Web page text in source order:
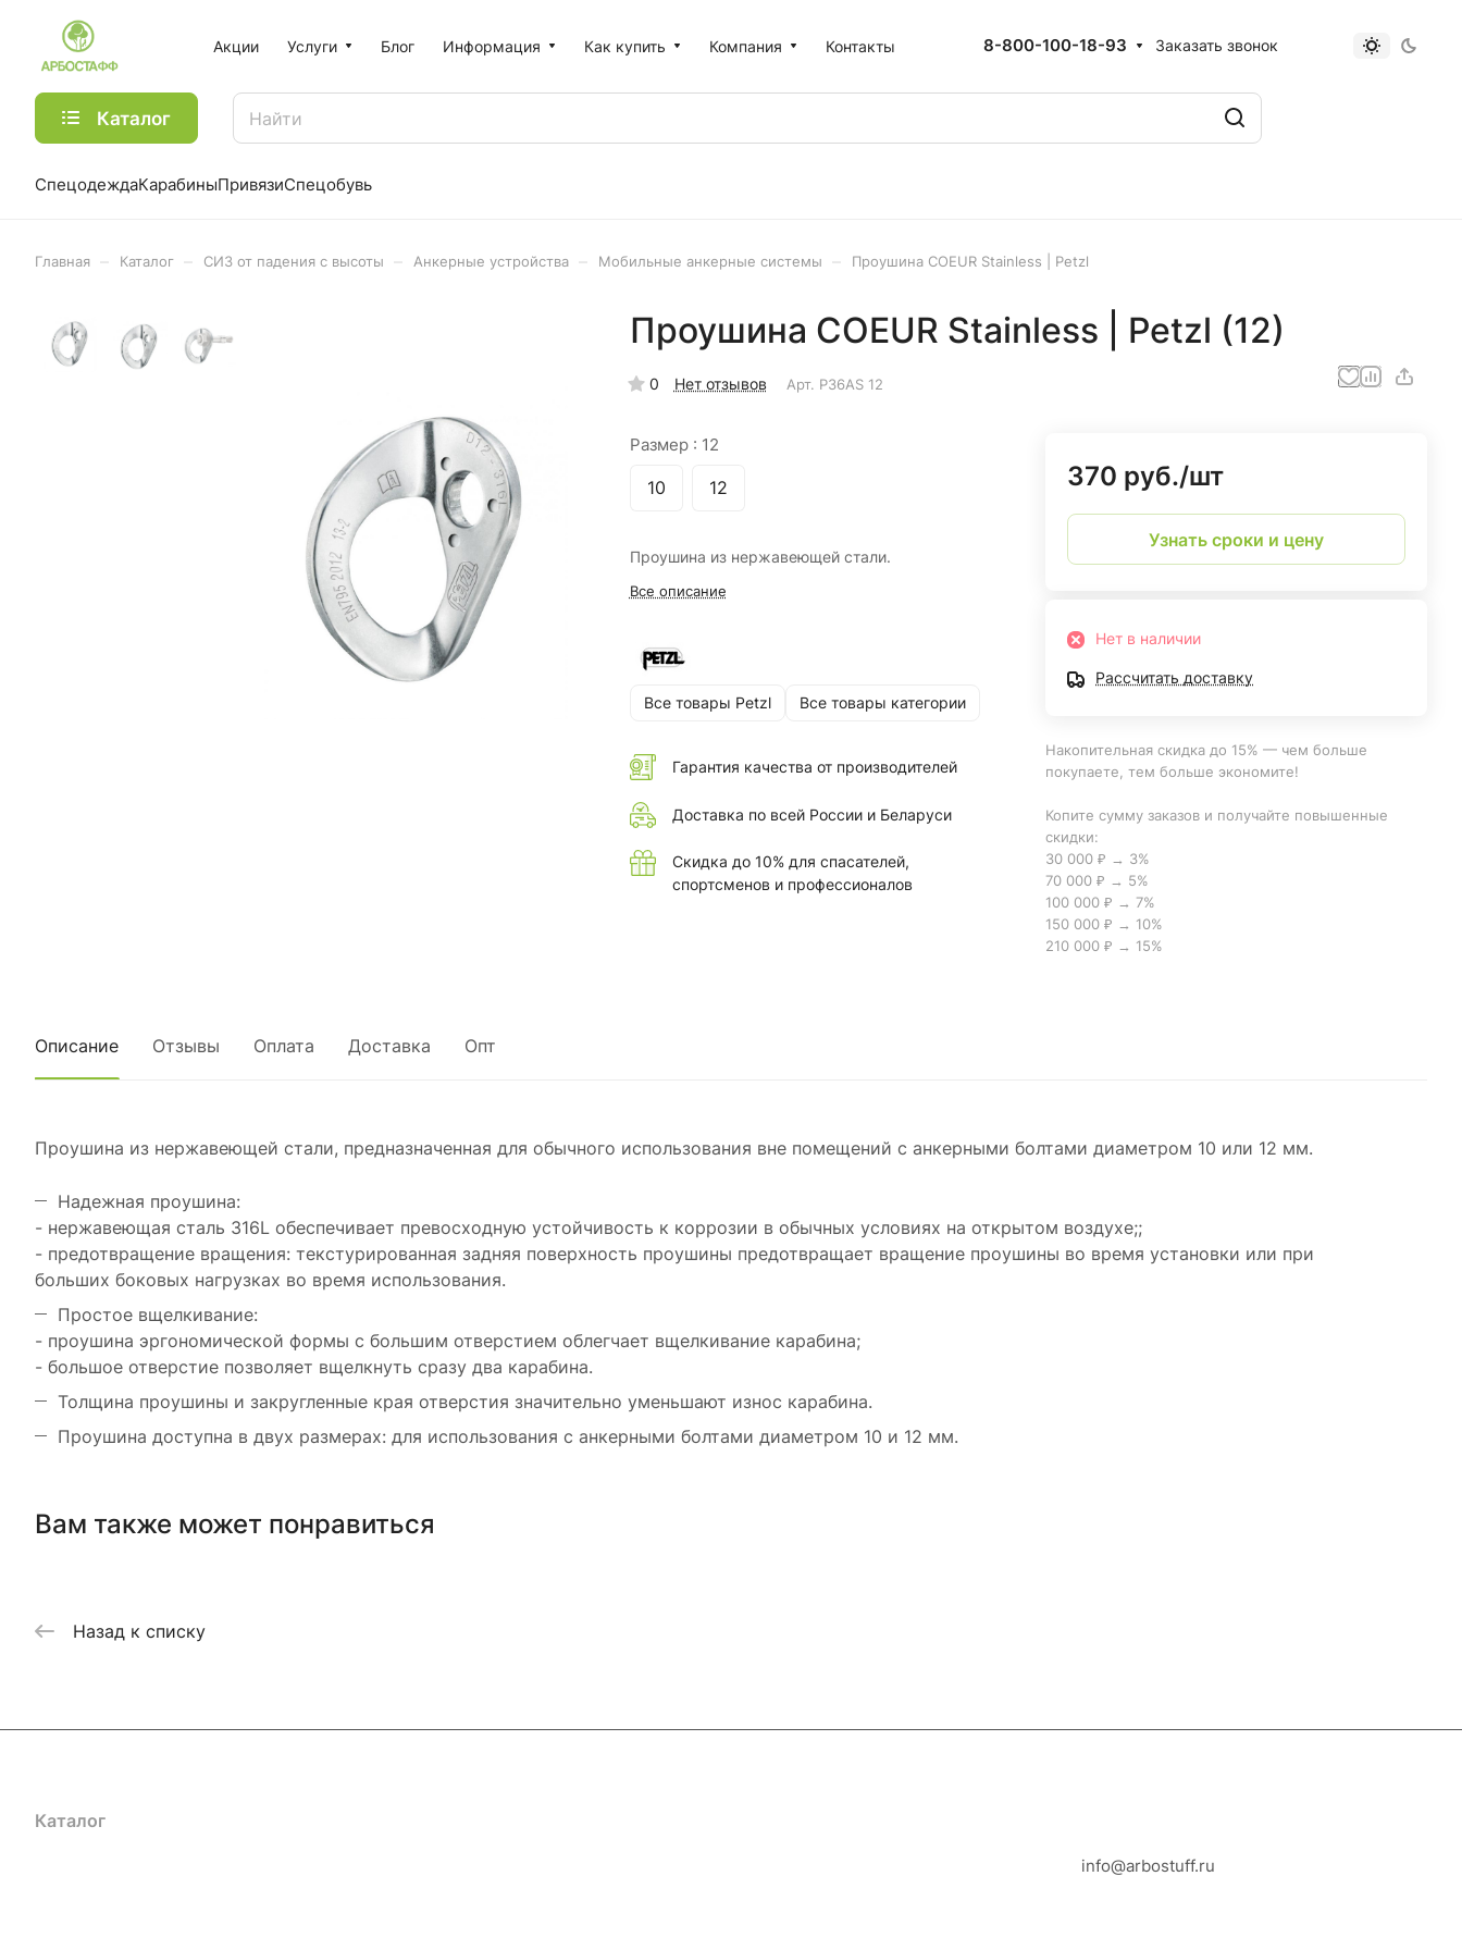
Акции Услуги Блог Информация Как купить Компания Контакты 8-800-100-18-93 Заказать звонок
Каталог
СпецодеждаКарабиныПривязиСпецобувь
Главная Каталог СИЗ от падения с высоты Анкерные устройства Мобильные анкерные системы Проушина COEUR Stainless | Petzl
Проушина COEUR Stainless | Petzl (12)
0 Нет отзывов Арт. P36AS 12
Размер : 12
10 12
Проушина из нержавеющей стали.
Все описание
Все товары Petzl Все товары категории
Гарантия качества от производителей
Доставка по всей России и Беларуси
Скидка до 10% для спасателей,
спортсменов и профессионалов
370 руб./шт
Узнать сроки и цену
Нет в наличии
Рассчитать доставку
Накопительная скидка до 15% — чем больше
покупаете, тем больше экономите!
Копите сумму заказов и получайте повышенные
скидки:
30 000 ₽ → 3%
70 000 ₽ → 5%
100 000 ₽ → 7%
150 000 ₽ → 10%
210 000 ₽ → 15%
Описание Отзывы Оплата Доставка Опт
Проушина из нержавеющей стали, предназначенная для обычного использования вне помещений с анкерными болтами диаметром 10 или 12 мм.
Надежная проушина:
- нержавеющая сталь 316L обеспечивает превосходную устойчивость к коррозии в обычных условиях на открытом воздухе;;
- предотвращение вращения: текстурированная задняя поверхность проушины предотвращает вращение проушины во время установки или при
больших боковых нагрузках во время использования.
Простое вщелкивание:
- проушина эргономической формы с большим отверстием облегчает вщелкивание карабина;
- большое отверстие позволяет вщелкнуть сразу два карабина.
Толщина проушины и закругленные края отверстия значительно уменьшают износ карабина.
Проушина доступна в двух размерах: для использования с анкерными болтами диаметром 10 и 12 мм.
Вам также может понравиться
Назад к списку
Каталог
info@arbostuff.ru